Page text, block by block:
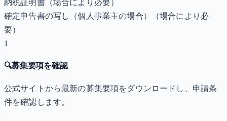
納税証明書（場合により必要）
確定申告書の写し（個人事業主の場合）
（場合により必
要）
1
🔍募集要項を確認
公式サイトから最新の募集要項をダウンロードし、申請条
件を確認します。